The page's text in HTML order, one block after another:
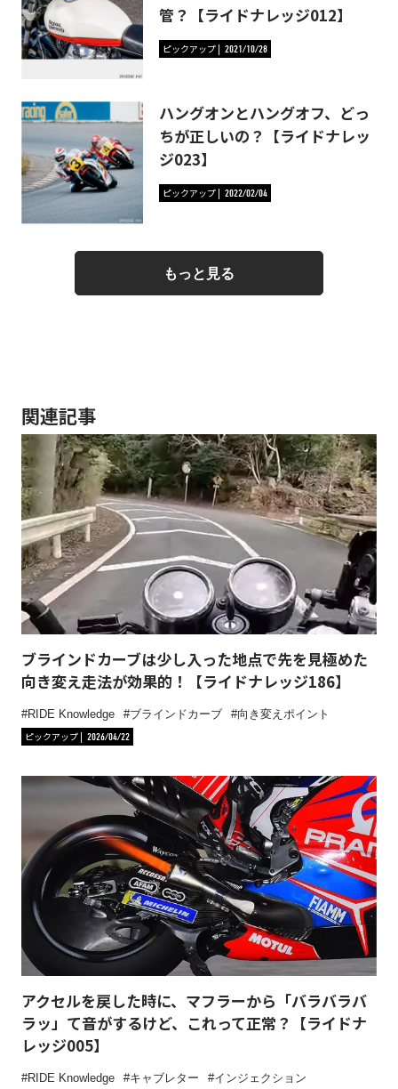
管？【ライドナレッジ012】
ピックアップ 2021/10/28
ハングオンとハングオフ、どっ
ちが正しいの？【ライドナレッ
ジ023】
ピックアップ 2022/02/04
もっと見る
関連記事
ブラインドカーブは少し入った地点で先を見極めた
向き変え走法が効果的！【ライドナレッジ186】
RIDE Knowledge ブラインドカーブ
向き変えポイント
ピックアップ
2026/04/22
アクセルを戻した時に、マフラーから「バラバラバ
ラッ」て音がするけど、これって正常？【ライドナ
レッジ005】
RIDE Knowledge キャブレター インジェクション